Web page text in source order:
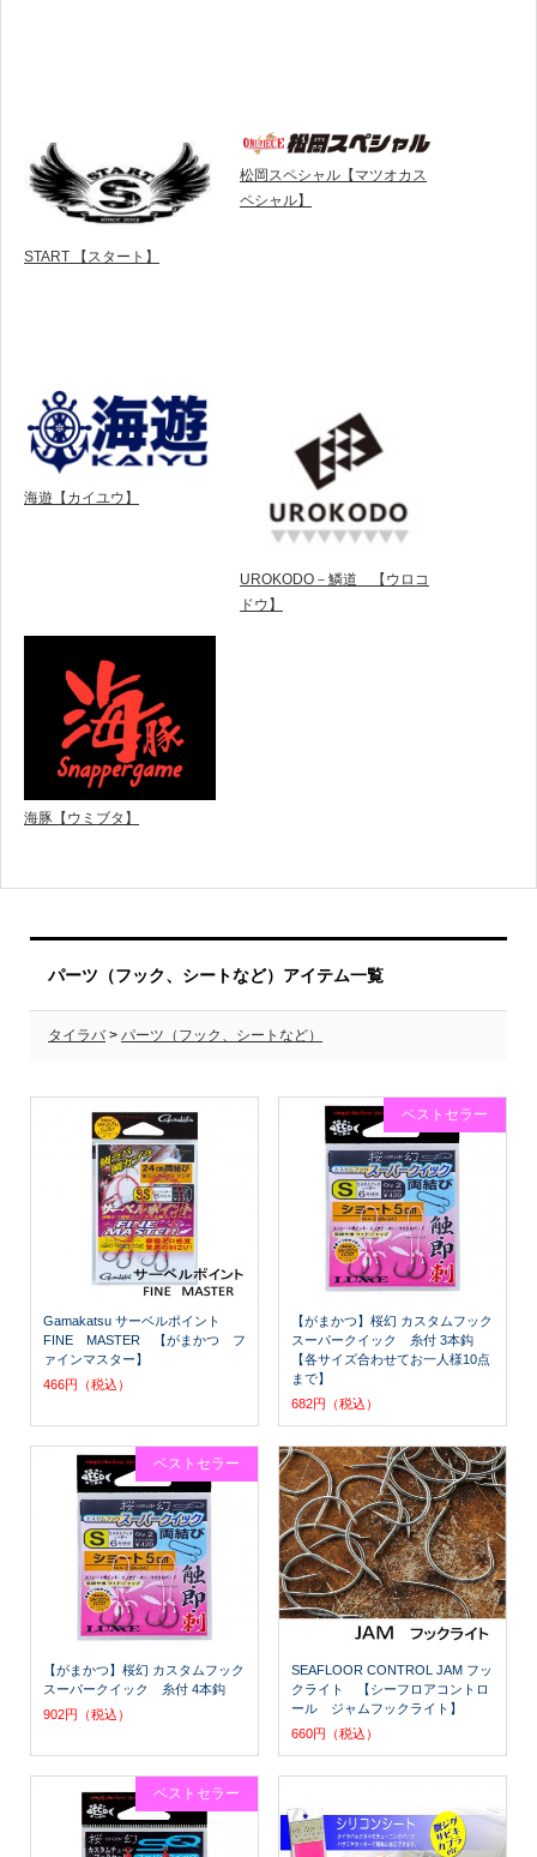
START 【スタート】
松岡スペシャル【マツオカス
ペシャル】
海遊【カイユウ】
UROKODO－鱗道 【ウロコ
ドウ】
海豚【ウミブタ】
パーツ（フック、シートなど）アイテム一覧
タイラバ> パーツ（フック、シートなど）
Gamakatsu サーベルポイント
FINE MASTER 【がまかつ フ
ァインマスター】
466円（税込）
【がまかつ】桜幻 カスタムフック
スーパークイック 糸付 3本鈎
【各サイズ合わせてお一人様10点
まで】
682円（税込）
ベストセラー
【がまかつ】桜幻 カスタムフック
スーパークイック 糸付 4本鈎
902円（税込）
ベストセラー
SEAFLOOR CONTROL JAM フッ
クライト 【シーフロアコントロ
ール ジャムフックライト】
660円（税込）
ベストセラー